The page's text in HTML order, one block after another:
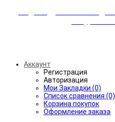
Аккаунт
Регистрация
Авторизация
Мои Закладки (0)
Список сравнения (0)
Корзина покупок
Оформление заказа